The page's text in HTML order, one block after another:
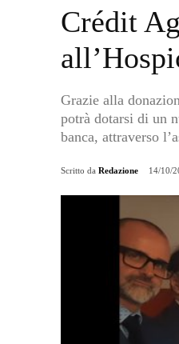
Crédit
Grazie alla
potrà dotarsi di un
banca, attraverso
Scritto da Redazione 14/10/